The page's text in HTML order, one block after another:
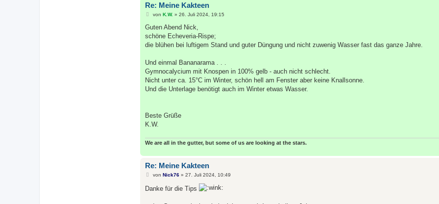
Re: Meine Kakteen
B
i
r
a
von K.W. » 26. Juli 2024, 19:15
Guten Abend Nick,
schöne Echeveria-Rispe;
die blühen bei luftigem Stand und guter Düngung und nicht zuwenig Wasser fast das ganze Jahre.
Und einmal Bananarama . . .
Gymnocalycium mit Knospen in 100% gelb - auch nicht schlecht.
Nicht unter ca. 15°C im Winter, schön hell am Fenster aber keine Knallsonne.
Und die Unterlage benötigt auch im Winter etwas Wasser.
Beste Grüße
K.W.
We are all in the gutter, but some of us are looking at the stars.
Re: Meine Kakteen
B
i
t
von Nick76» 27. Juli 2024, 10:49
Danke für die Tips